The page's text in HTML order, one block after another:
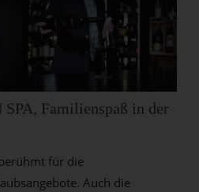
Familienspaß in der
für die
Auch die